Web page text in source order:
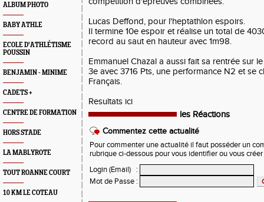
ALBUM PHOTO
BABY ATHLE
ECOLE D'ATHLÉTISME
POUSSIN
BENJAMIN - MINIME
CADETS +
CENTRE DE FORMATION
HORS STADE
LA MABLYROTE
TOUT ROANNE COURT
10 KM LE COTEAU
Lucas Deffond, pour l'heptathlon espoirs.
Il termine 10e espoir et réalise un total de
record au saut en hauteur avec 1m98.
Emmanuel Chazal a aussi fait sa rentrée sur
3e avec 3716 Pts, une performance N2 et se
Français.
Resultats ici
les Réactions
Commentez cette actualité
Pour commenter une actualité il faut posséder un
rubrique ci-dessous pour vous identifier ou vous
Login (Email)
:
Mot de Passe :